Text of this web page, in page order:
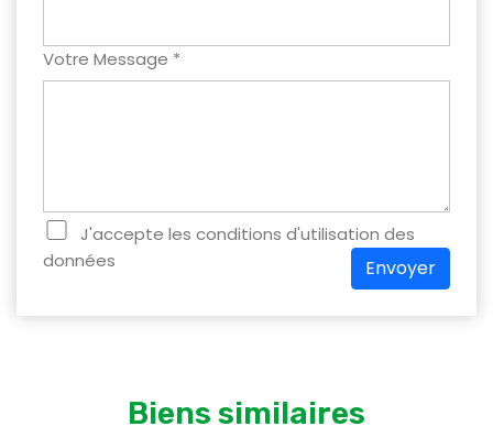
Votre Message *
J'accepte les conditions d'utilisation des
données
Envoyer
Biens similaires